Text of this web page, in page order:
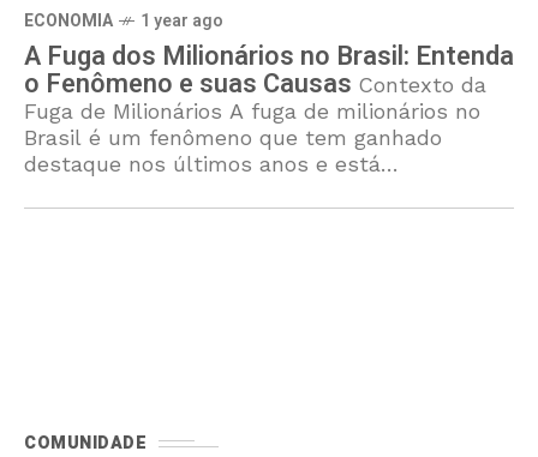
ECONOMIA 1 year ago
A Fuga dos Milionários no Brasil: Entenda
o Fenômeno e suas Causas Contexto da
Fuga de Milionários A fuga de milionários no
Brasil é um fenômeno que tem ganhado
destaque nos últimos anos e está
político e
COMUNIDADE